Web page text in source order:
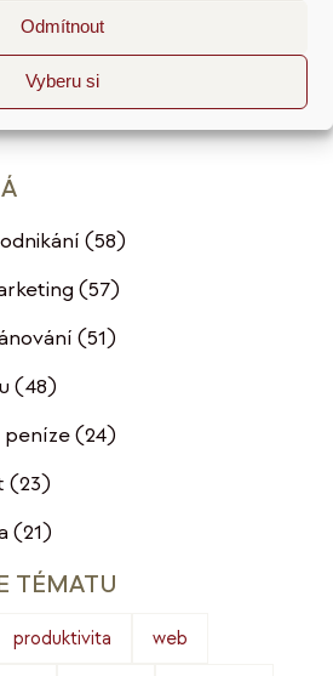
Odmítnout
Vyberu si
1. 6. 2014 Rubrika:Tvorba obsahu
produktivita
(58)
(57)
(51)
(48)
(24)
(23)
(21)
TÉMATU
produktivita web